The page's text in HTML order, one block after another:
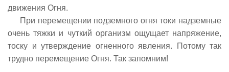
движения Огня.
При перемещении подземного огня токи надземные
очень тяжки и чуткий организм ощущает напряжение,
тоску и утверждение огненного явления. Потому так
трудно перемещение Огня. Так запомним!